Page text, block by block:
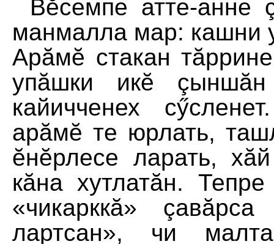
Вĕсемпе атте-анне
манмалла мар: кашни
Арăмĕ стакан
упăшки икĕ
кайичченех
арăмĕ те юрлать,
ĕнĕрлесе ларать,
кăна хутлатăн.
«чикарккă»
лартсан», чи